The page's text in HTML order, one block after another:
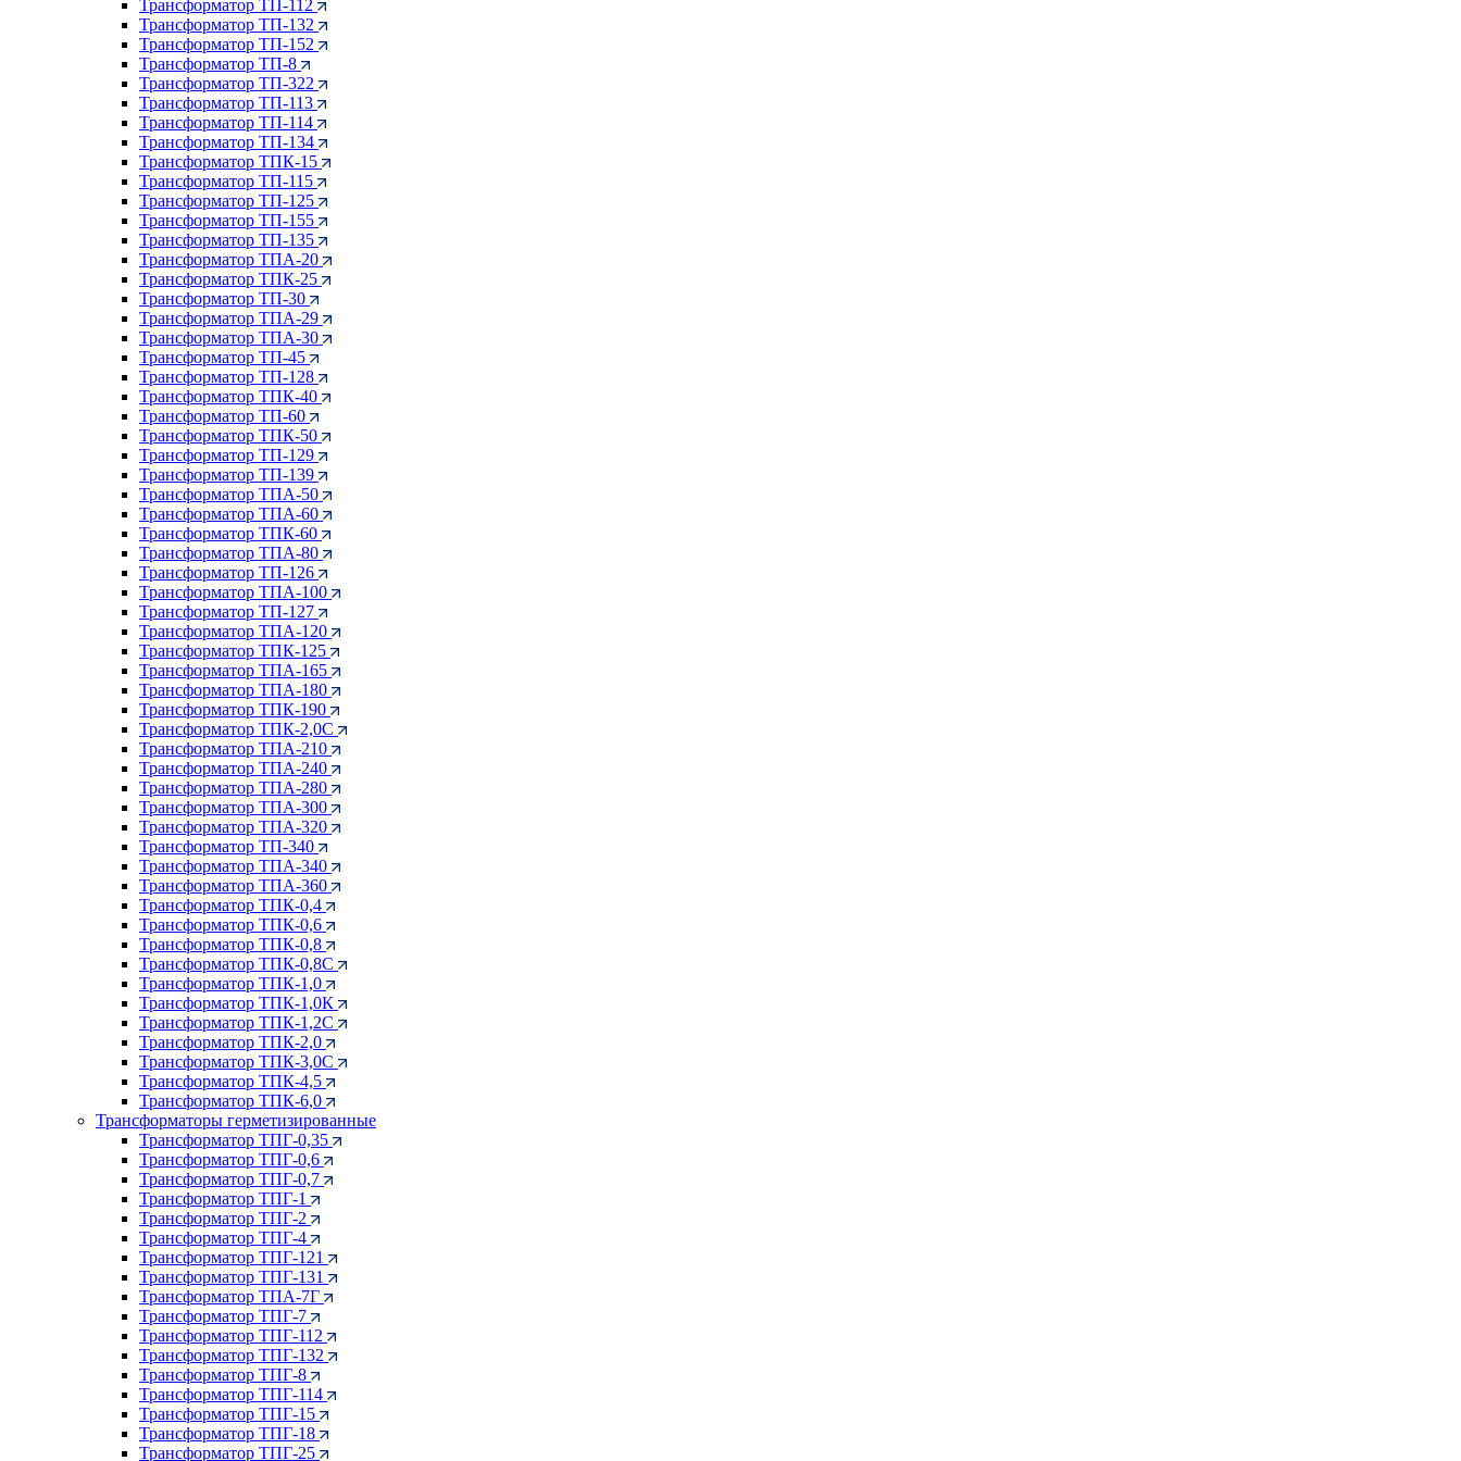
Трансформатор ТП-112
Трансформатор ТП-132
Трансформатор ТП-152
Трансформатор ТП-8
Трансформатор ТП-322
Трансформатор ТП-113
Трансформатор ТП-114
Трансформатор ТП-134
Трансформатор ТПК-15
Трансформатор ТП-115
Трансформатор ТП-125
Трансформатор ТП-155
Трансформатор ТП-135
Трансформатор ТПА-20
Трансформатор ТПК-25
Трансформатор ТП-30
Трансформатор ТПА-29
Трансформатор ТПА-30
Трансформатор ТП-45
Трансформатор ТП-128
Трансформатор ТПК-40
Трансформатор ТП-60
Трансформатор ТПК-50
Трансформатор ТП-129
Трансформатор ТП-139
Трансформатор ТПА-50
Трансформатор ТПА-60
Трансформатор ТПК-60
Трансформатор ТПА-80
Трансформатор ТП-126
Трансформатор ТПА-100
Трансформатор ТП-127
Трансформатор ТПА-120
Трансформатор ТПК-125
Трансформатор ТПА-165
Трансформатор ТПА-180
Трансформатор ТПК-190
Трансформатор ТПК-2,0С
Трансформатор ТПА-210
Трансформатор ТПА-240
Трансформатор ТПА-280
Трансформатор ТПА-300
Трансформатор ТПА-320
Трансформатор ТП-340
Трансформатор ТПА-340
Трансформатор ТПА-360
Трансформатор ТПК-0,4
Трансформатор ТПК-0,6
Трансформатор ТПК-0,8
Трансформатор ТПК-0,8С
Трансформатор ТПК-1,0
Трансформатор ТПК-1,0К
Трансформатор ТПК-1,2С
Трансформатор ТПК-2,0
Трансформатор ТПК-3,0С
Трансформатор ТПК-4,5
Трансформатор ТПК-6,0
Трансформаторы герметизированные
Трансформатор ТПГ-0,35
Трансформатор ТПГ-0,6
Трансформатор ТПГ-0,7
Трансформатор ТПГ-1
Трансформатор ТПГ-2
Трансформатор ТПГ-4
Трансформатор ТПГ-121
Трансформатор ТПГ-131
Трансформатор ТПА-7Г
Трансформатор ТПГ-7
Трансформатор ТПГ-112
Трансформатор ТПГ-132
Трансформатор ТПГ-8
Трансформатор ТПГ-114
Трансформатор ТПГ-15
Трансформатор ТПГ-18
Трансформатор ТПГ-25